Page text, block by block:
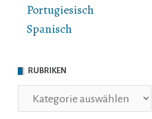
Portugiesisch
Spanisch
RUBRIKEN
Rubriken